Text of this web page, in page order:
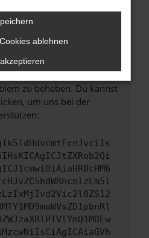
Funktionen nicht mehr
Webseitenbetreiber.
Schritte versucht
bitte. Wir werden
zu beheben. Du kannst
um uns bei der
ablehnen